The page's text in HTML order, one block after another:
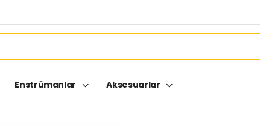
Enstrümanlar Aksesuarlar